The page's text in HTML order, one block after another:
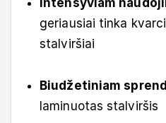
geriausiai tinka
stalviršiai
Biudžetiniam
laminuotas stalviršis